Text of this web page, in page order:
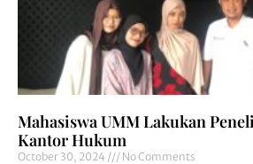
Mahasiswa UMM Lakukan
Kantor Hukum
October 30, 2024 No Comments